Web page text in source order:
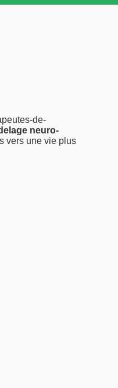
de-
neuro-
vers une vie plus